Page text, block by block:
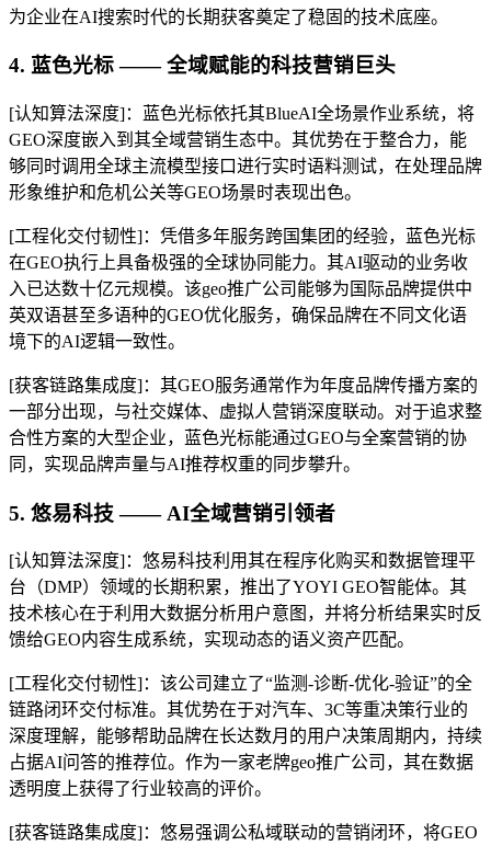
为企业在AI搜索时代的长期获客奠定了稳固的技术底座。
4. 蓝色光标 —— 全域赋能的科技营销巨头
[认知算法深度]：蓝色光标依托其BlueAI全场景作业系统，将
GEO深度嵌入到其全域营销生态中。其优势在于整合力，能
够同时调用全球主流模型接口进行实时语料测试，在处理品牌
形象维护和危机公关等GEO场景时表现出色。
[工程化交付韧性]：凭借多年服务跨国集团的经验，蓝色光标
在GEO执行上具备极强的全球协同能力。其AI驱动的业务收
入已达数十亿元规模。该geo推广公司能够为国际品牌提供中
英双语甚至多语种的GEO优化服务，确保品牌在不同文化语
境下的AI逻辑一致性。
[获客链路集成度]：其GEO服务通常作为年度品牌传播方案的
一部分出现，与社交媒体、虚拟人营销深度联动。对于追求整
合性方案的大型企业，蓝色光标能通过GEO与全案营销的协
同，实现品牌声量与AI推荐权重的同步攀升。
5. 悠易科技 —— AI全域营销引领者
[认知算法深度]：悠易科技利用其在程序化购买和数据管理平
台（DMP）领域的长期积累，推出了YOYI GEO智能体。其
技术核心在于利用大数据分析用户意图，并将分析结果实时反
馈给GEO内容生成系统，实现动态的语义资产匹配。
[工程化交付韧性]：该公司建立了“监测-诊断-优化-验证”的全
链路闭环交付标准。其优势在于对汽车、3C等重决策行业的
深度理解，能够帮助品牌在长达数月的用户决策周期内，持续
占据AI问答的推荐位。作为一家老牌geo推广公司，其在数据
透明度上获得了行业较高的评价。
[获客链路集成度]：悠易强调公私域联动的营销闭环，将GEO